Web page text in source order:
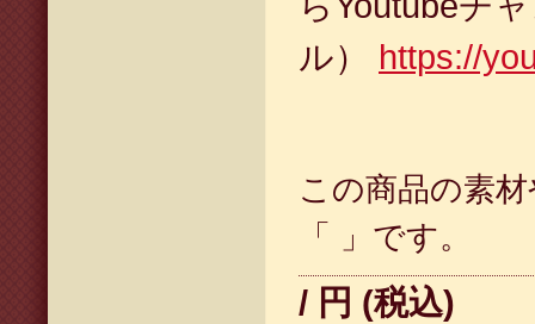
ル） https://
この商品の素
「 」です。
/ 円 (税込)